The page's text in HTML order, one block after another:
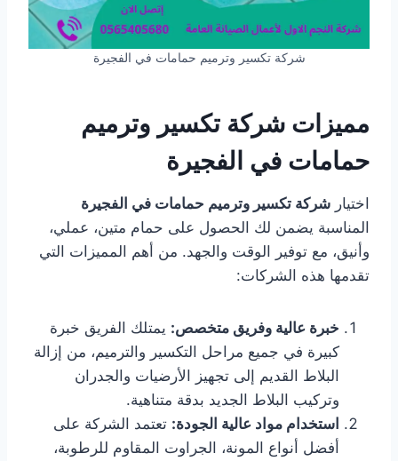
شركة تكسير وترميم حمامات في الفجيرة
مميزات شركة تكسير وترميم
حمامات في الفجيرة
اختيار شركة تكسير وترميم حمامات في الفجيرة
المناسبة يضمن لك الحصول على حمام متين، عملي،
وأنيق، مع توفير الوقت والجهد. من أهم المميزات التي
تقدمها هذه الشركات:
خبرة عالية وفريق متخصص: يمتلك الفريق خبرة
كبيرة في جميع مراحل التكسير والترميم، من إزالة
البلاط القديم إلى تجهيز الأرضيات والجدران
وتركيب البلاط الجديد بدقة متناهية.
استخدام مواد عالية الجودة: تعتمد الشركة على
أفضل أنواع المونة، الجراوت المقاوم للرطوبة،